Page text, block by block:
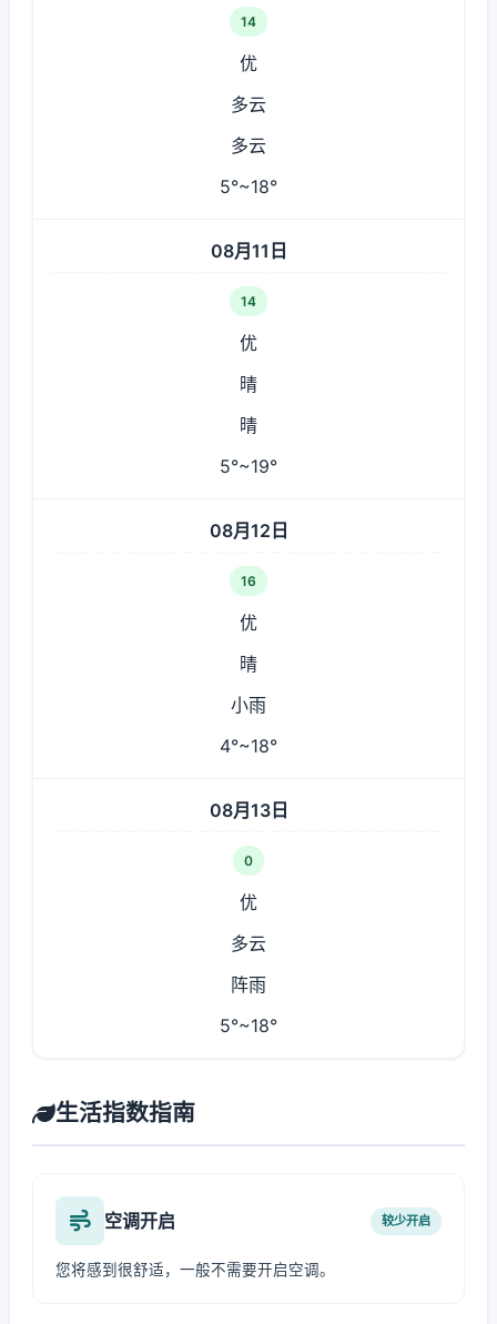
14
优
多云
多云
5°~18°
08月11日
14
优
晴
晴
5°~19°
08月12日
16
优
晴
小雨
4°~18°
08月13日
0
优
多云
阵雨
5°~18°
生活指数指南
空调开启 较少开启
您将感到很舒适，一般不需要开启空调。